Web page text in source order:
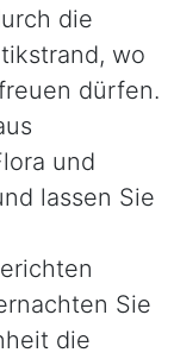
die
wo
dürfen.
und
lassen Sie
Sie
die